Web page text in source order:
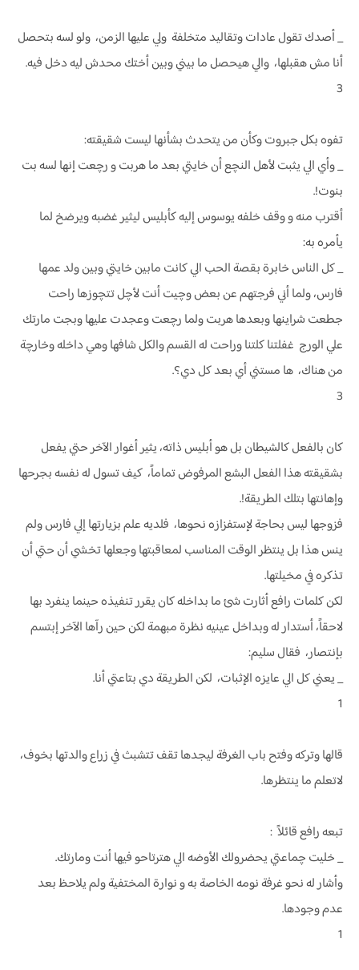
_ أصدك تقول عادات وتقاليد متخلفة ولي عليها الزمن، ولو لسه بتحصل
أنا مش هقبلها، والي هيحصل ما بيني وبين أختك محدش ليه دخل فيه.
3
تفوه بكل جبروت وكأن من يتحدث بشأنها ليست شقيقته:
_ وأي الي يثبت لأهل النچع أن خايتي بعد ما هربت و رچعت إنها لسه بت
بنوت!.
أقترب منه و وقف خلفه يوسوس إليه كأبليس ليثير غضبه ويرضخ لما
يأمره به:
_ كل الناس خابرة بقصة الحب الي كانت مابين خايتي وبين ولد عمها
فارس، ولما أني فرجتهم عن بعض وچيت أنت لأچل تتچوزها راحت
جطعت شراينها وبعدها هربت ولما رچعت وعجدت عليها وبجت مارتك
علي الورج غفلتنا كلتنا وراحت له القسم والكل شافها وهي داخله وخارچة
من هناك، ها مستني أي بعد كل دي؟.
3
كان بالفعل كالشيطان بل هو أبليس ذاته، يثير أغوار الآخر حتي يفعل
بشقيقته هذا الفعل البشع المرفوض تماماً، كيف تسول له نفسه بجرحها
وإهانتها بتلك الطريقة!.
فزوجها ليس بحاجة لإستفزازه نحوها، فلديه علم بزيارتها إلي فارس ولم
ينس هذا بل ينتظر الوقت المناسب لمعاقبتها وجعلها تخشي أن حتي أن
تذكره في مخيلتها.
لكن كلمات رافع أثارت شئ ما بداخله كان يقرر تنفيذه حينما ينفرد بها
لاحقاً، أستدار له وبداخل عينيه نظرة مبهمة لكن حين رآها الآخر إبتسم
بإنتصار، فقال سليم:
_ يعني كل الي عايزه الإثبات، لكن الطريقة دي بتاعتي أنا.
1
قالها وتركه وفتح باب الغرفة ليجدها تقف تتشبث في زراع والدتها بخوف،
لاتعلم ما ينتظرها.
تبعه رافع قائلاً :
_ خليت چماعتي يحضرولك الأوضه الي هترتاحو فيها أنت ومارتك.
وأشار له نحو غرفة نومه الخاصة به و نوارة المختفية ولم يلاحظ بعد
عدم وجودها.
1